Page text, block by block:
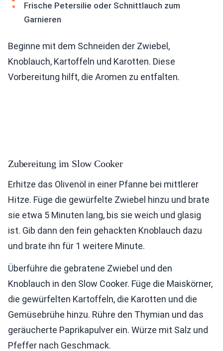
Frische Petersilie oder Schnittlauch zum
Garnieren
Beginne mit dem Schneiden der Zwiebel,
Knoblauch, Kartoffeln und Karotten. Diese
Vorbereitung hilft, die Aromen zu entfalten.
Zubereitung im Slow Cooker
Erhitze das Olivenöl in einer Pfanne bei mittlerer
Hitze. Füge die gewürfelte Zwiebel hinzu und brate
sie etwa 5 Minuten lang, bis sie weich und glasig
ist. Gib dann den fein gehackten Knoblauch dazu
und brate ihn für 1 weitere Minute.
Überführe die gebratene Zwiebel und den
Knoblauch in den Slow Cooker. Füge die Maiskörner,
die gewürfelten Kartoffeln, die Karotten und die
Gemüsebrühe hinzu. Rühre den Thymian und das
geräucherte Paprikapulver ein. Würze mit Salz und
Pfeffer nach Geschmack.